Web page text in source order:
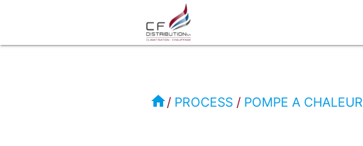
RC
home PROCESS POMPE A CHALEUR